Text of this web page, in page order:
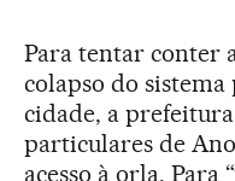
Para tentar conter
colapso do
cidade, a
particulares de
acesso à orla. Para